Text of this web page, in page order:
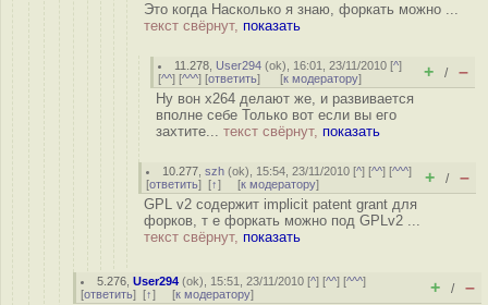
Это когда Насколько я знаю, форкать можно ...
текст свёрнут, показать
11.278 User294 (ok), 16:01, 23/11/2010 [^]
[^^] [^^^] [ответить] [к модератору] + / –
Ну вон x264 делают же, и развивается
вполне себе Только вот если вы его
захтите... текст свёрнут, показать
10.277 ,szh (ok), 15:54, 23/11/2010 [^] [^^] [^^^]
[ответить] [↑] [к модератору] + / –
GPL v2 содержит implicit patent grant для
форков, т е форкать можно под GPLv2 ...
текст свёрнут, показать
5.276 ,User294 (ok), 15:51, 23/11/2010 [^] [^^] [^^^]
[ответить] [↑] [к модератору] + / –